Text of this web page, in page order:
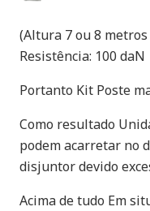
(Altura 7 ou 8 metros
Resistência: 100 daN
Portanto Kit Poste
Como resultado
podem acarretar no
disjuntor devido
Acima de tudo Em